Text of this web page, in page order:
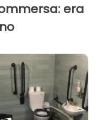
era